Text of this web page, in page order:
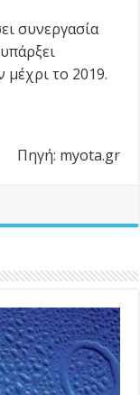
συνεργασία
το 2019.
Πηγή: myota.gr